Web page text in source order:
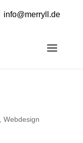
info@merryll.de
Webdesign